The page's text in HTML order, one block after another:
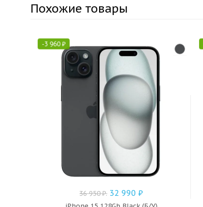
Похожие товары
-3 960₽
36 950₽. 32 990 ₽